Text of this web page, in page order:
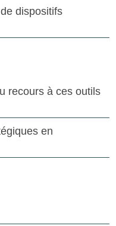
dispositifs
recours à ces outils
en